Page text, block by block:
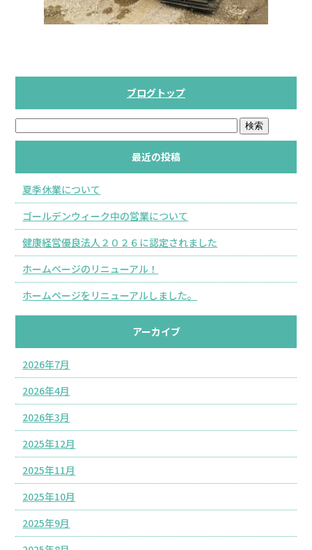
ブログトップ
最近の投稿
夏季休業について
ゴールデンウィーク中の営業について
健康経営優良法人２０２６に認定されました
ホームページのリニューアル！
ホームページをリニューアルしました。
アーカイブ
2026年7月
2026年4月
2026年3月
2025年12月
2025年11月
2025年10月
2025年9月